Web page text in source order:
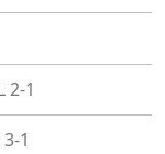
2-1
3-1